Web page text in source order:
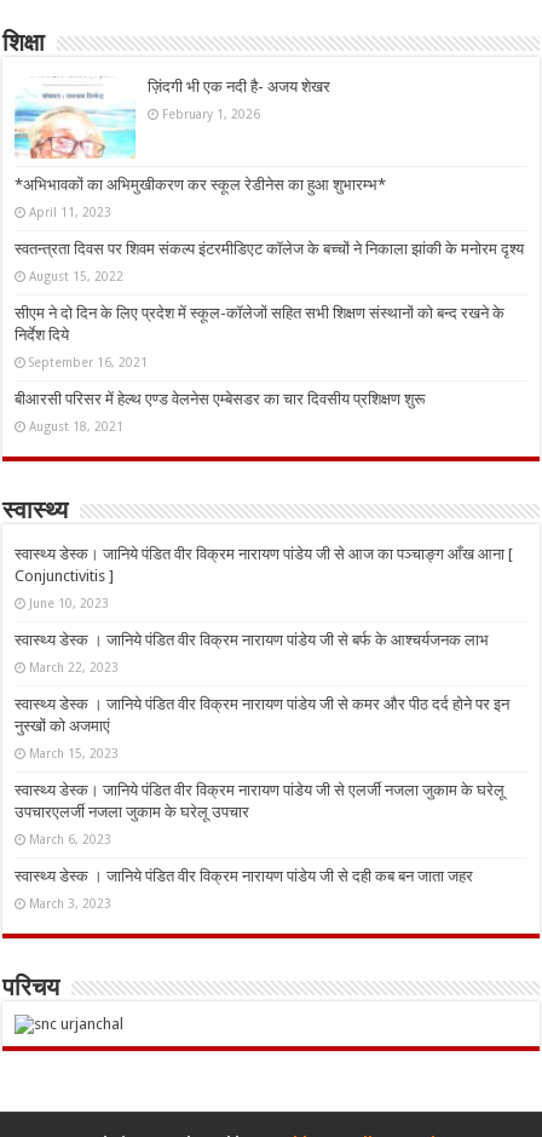
शिक्षा
ज़िंदगी भी एक नदी है- अजय शेखर
February 1, 2026
*अभिभावकों का अभिमुखीकरण कर स्कूल रेडीनेस का हुआ शुभारम्भ*
April 11, 2023
स्वतन्त्रता दिवस पर शिवम संकल्प इंटरमीडिएट कॉलेज के बच्चों ने निकाला झांकी के मनोरम दृश्य
August 15, 2022
सीएम ने दो दिन के लिए प्रदेश में स्कूल-कॉलेजों सहित सभी शिक्षण संस्थानों को बन्द रखने के
निर्देश दिये
September 16, 2021
बीआरसी परिसर में हेल्थ एण्ड वेलनेस एम्बेसडर का चार दिवसीय प्रशिक्षण शुरू
August 18, 2021
स्वास्थ्य
स्वास्थ्य डेस्क। जानिये पंडित वीर विक्रम नारायण पांडेय जी से आज का पञ्चाङ्ग आँख आना [
Conjunctivitis ]
June 10, 2023
स्वास्थ्य डेस्क । जानिये पंडित वीर विक्रम नारायण पांडेय जी से बर्फ के आश्चर्यजनक लाभ
March 22, 2023
स्वास्थ्य डेस्क । जानिये पंडित वीर विक्रम नारायण पांडेय जी से कमर और पीठ दर्द होने पर इन
नुस्‍खों को अजमाएं
March 15, 2023
स्वास्थ्य डेस्क। जानिये पंडित वीर विक्रम नारायण पांडेय जी से एलर्जी नजला जुकाम के घरेलू
उपचारएलर्जी नजला जुकाम के घरेलू उपचार
March 6, 2023
स्वास्थ्य डेस्क । जानिये पंडित वीर विक्रम नारायण पांडेय जी से दही कब बन जाता जहर
March 3, 2023
परिचय